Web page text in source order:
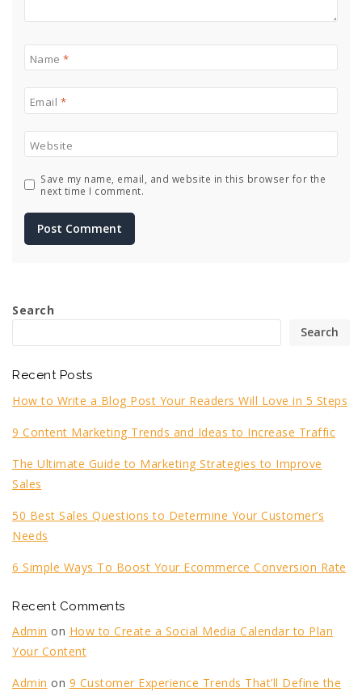
Name *
Email *
Website
Save my name, email, and website in this browser for the
next time I comment.
Search
Search
Recent Posts
How to Write a Blog Post Your Readers Will Love in 5 Steps
9 Content Marketing Trends and Ideas to Increase Traffic
The Ultimate Guide to Marketing Strategies to Improve
Sales
50 Best Sales Questions to Determine Your Customer’s
Needs
6 Simple Ways To Boost Your Ecommerce Conversion Rate
Recent Comments
Admin on How to Create a Social Media Calendar to Plan
Your Content
Admin on 9 Customer Experience Trends That’ll Define the